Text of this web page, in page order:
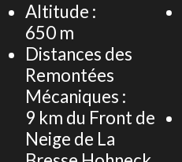
Altitude :
650 m
Distances des
Remontées
Mécaniques :
9 km du Front de
Neige de La